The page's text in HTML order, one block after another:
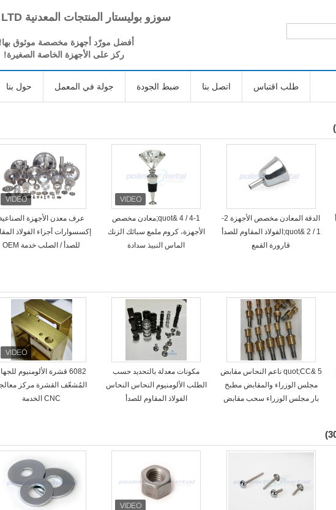
سوزو بوليستار المنتجات المعدنية CO، LTD
أفضل مورّد أجهزة مخصصة موثوق
ركز على الأجهزة الخاصة الصغيرة!
حول بنا جولة في المعمل ضبط الجودة اتصل بنا طلب اقتباس
عرف معدن الأجهزة
إكسسوارات أجزاء الفولاذ
للصدأ / الصلب خدمة OEM
4-1 / 4 &quot;معادن مخصص
الأجهزة، كروم ملمع سبائك الزنك
الماس النبيذ سدادة
الدقة المعادن مخصص الأجهزة 2-
1 / 2 &quot;الفولاذ المقاوم للصدأ
قارورة القمع
6082 قشرة الألومنيوم
المُشعّف القشرة مركز
CNC الخدمة
مكونات معدلة بالتحديد حسب
الطلب الألومنيوم النحاس النحاس
الفولاذ المقاوم للصدأ
5 &quot;CC ناعم النحاس مقابض
مجلس الوزراء والمقابض مطبخ
بار مجلس الوزراء سحب مقابض